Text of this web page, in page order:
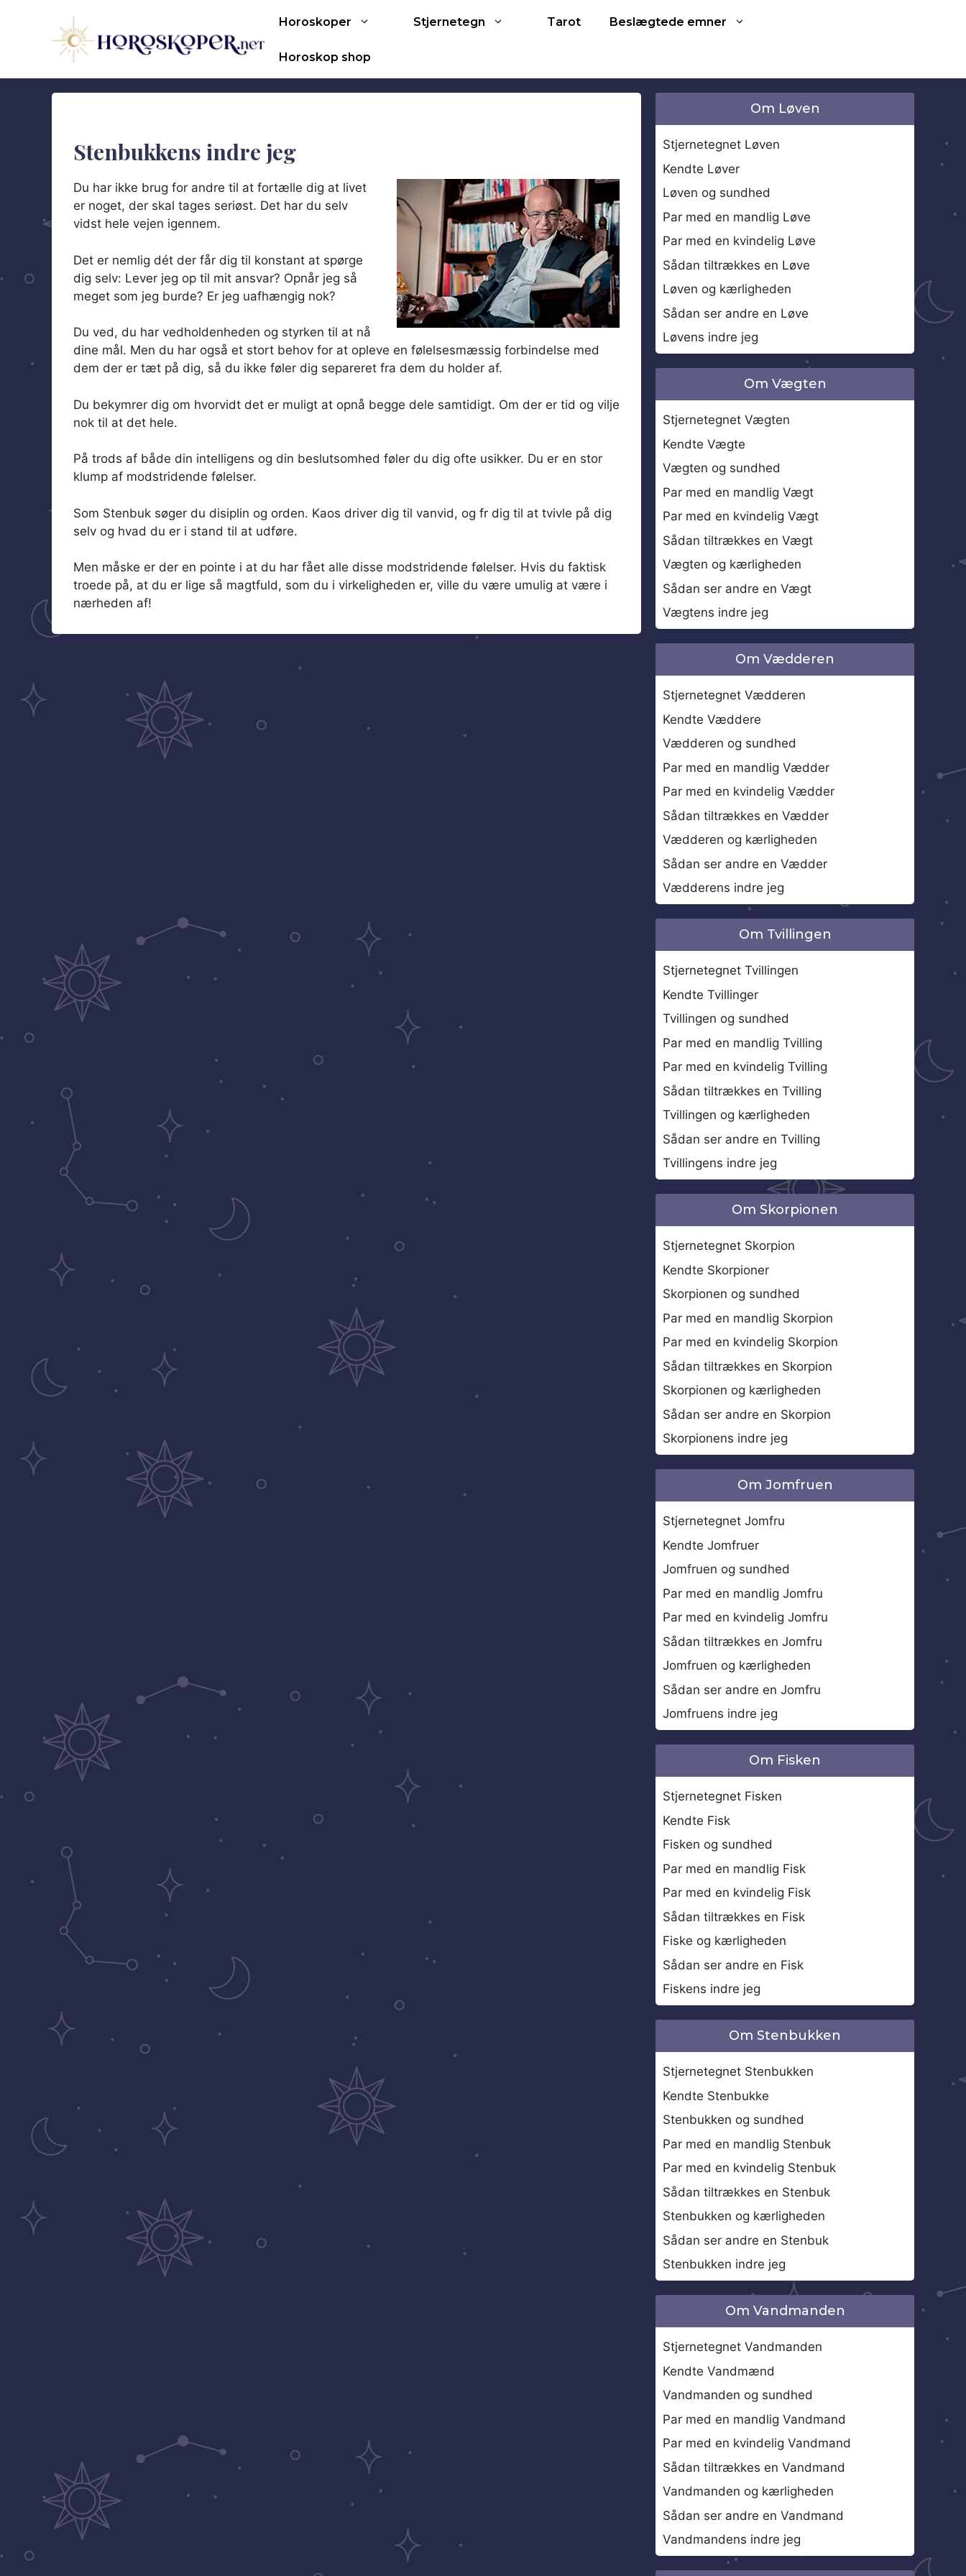
Horoskoper Stjernetegn Tarot Beslægtede emner
Horoskop shop
Stenbukkens indre jeg
Du har ikke brug for andre til at fortælle dig at livet
er noget, der skal tages seriøst. Det har du selv
vidst hele vejen igennem.
Det er nemlig dét der får dig til konstant at spørge
dig selv: Lever jeg op til mit ansvar? Opnår jeg så
meget som jeg burde? Er jeg uafhængig nok?
Du ved, du har vedholdenheden og styrken til at nå
dine mål. Men du har også et stort behov for at opleve en følelsesmæssig forbindelse med
dem der er tæt på dig, så du ikke føler dig separeret fra dem du holder af.
Du bekymrer dig om hvorvidt det er muligt at opnå begge dele samtidigt. Om der er tid og vilje
nok til at det hele.
På trods af både din intelligens og din beslutsomhed føler du dig ofte usikker. Du er en stor
klump af modstridende følelser.
Som Stenbuk søger du disiplin og orden. Kaos driver dig til vanvid, og fr dig til at tvivle på dig
selv og hvad du er i stand til at udføre.
Men måske er der en pointe i at du har fået alle disse modstridende følelser. Hvis du faktisk
troede på, at du er lige så magtfuld, som du i virkeligheden er, ville du være umulig at være i
nærheden af!
Om Løven
Stjernetegnet Løven
Kendte Løver
Løven og sundhed
Par med en mandlig Løve
Par med en kvindelig Løve
Sådan tiltrækkes en Løve
Løven og kærligheden
Sådan ser andre en Løve
Løvens indre jeg
Om Vægten
Stjernetegnet Vægten
Kendte Vægte
Vægten og sundhed
Par med en mandlig Vægt
Par med en kvindelig Vægt
Sådan tiltrækkes en Vægt
Vægten og kærligheden
Sådan ser andre en Vægt
Vægtens indre jeg
Om Vædderen
Stjernetegnet Vædderen
Kendte Væddere
Vædderen og sundhed
Par med en mandlig Vædder
Par med en kvindelig Vædder
Sådan tiltrækkes en Vædder
Vædderen og kærligheden
Sådan ser andre en Vædder
Vædderens indre jeg
Om Tvillingen
Stjernetegnet Tvillingen
Kendte Tvillinger
Tvillingen og sundhed
Par med en mandlig Tvilling
Par med en kvindelig Tvilling
Sådan tiltrækkes en Tvilling
Tvillingen og kærligheden
Sådan ser andre en Tvilling
Tvillingens indre jeg
Om Skorpionen
Stjernetegnet Skorpion
Kendte Skorpioner
Skorpionen og sundhed
Par med en mandlig Skorpion
Par med en kvindelig Skorpion
Sådan tiltrækkes en Skorpion
Skorpionen og kærligheden
Sådan ser andre en Skorpion
Skorpionens indre jeg
Om Jomfruen
Stjernetegnet Jomfru
Kendte Jomfruer
Jomfruen og sundhed
Par med en mandlig Jomfru
Par med en kvindelig Jomfru
Sådan tiltrækkes en Jomfru
Jomfruen og kærligheden
Sådan ser andre en Jomfru
Jomfruens indre jeg
Om Fisken
Stjernetegnet Fisken
Kendte Fisk
Fisken og sundhed
Par med en mandlig Fisk
Par med en kvindelig Fisk
Sådan tiltrækkes en Fisk
Fiske og kærligheden
Sådan ser andre en Fisk
Fiskens indre jeg
Om Stenbukken
Stjernetegnet Stenbukken
Kendte Stenbukke
Stenbukken og sundhed
Par med en mandlig Stenbuk
Par med en kvindelig Stenbuk
Sådan tiltrækkes en Stenbuk
Stenbukken og kærligheden
Sådan ser andre en Stenbuk
Stenbukken indre jeg
Om Vandmanden
Stjernetegnet Vandmanden
Kendte Vandmænd
Vandmanden og sundhed
Par med en mandlig Vandmand
Par med en kvindelig Vandmand
Sådan tiltrækkes en Vandmand
Vandmanden og kærligheden
Sådan ser andre en Vandmand
Vandmandens indre jeg